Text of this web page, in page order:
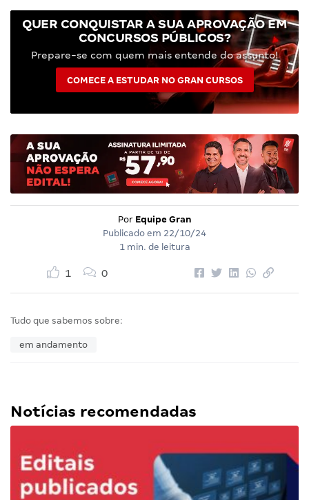
QUER CONQUISTAR A SUA APROVAÇÃO EM
CONCURSOS PÚBLICOS?
Prepare-se com quem mais entende do assunto!
COMECE A ESTUDAR NO GRAN CURSOS
Por Equipe Gran
Publicado em 22/10/24
1 min. de leitura
1 0
Tudo que sabemos sobre:
em andamento
Notícias recomendadas